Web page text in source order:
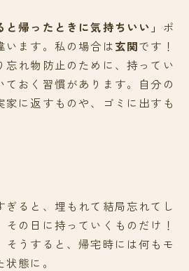
と帰ったときに気持ちいい」 ポ
います。私の場合は玄関です！
忘れ物防止のために、持ってい
ておく習慣があります。自分の
に返すものや、ゴミに出すも
ぎると、埋もれて結局忘れてし
の日に持っていくものだけ！
そうすると、帰宅時には何もモ
態に。